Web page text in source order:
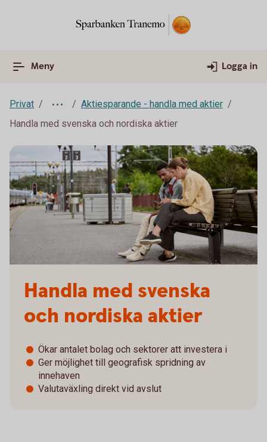
Meny Logga in
Privat
Aktiesparande - handla med aktier
Handla med svenska och nordiska aktier
Handla med svenska
och nordiska aktier
Ökar antalet bolag och sektorer att investera i
Ger möjlighet till geografisk spridning av
innehaven
Valutaväxling direkt vid avslut